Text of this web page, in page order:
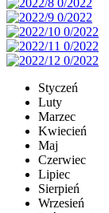
Styczeń
Luty
Marzec
Kwiecień
Maj
Czerwiec
Lipiec
Sierpień
Wrzesień